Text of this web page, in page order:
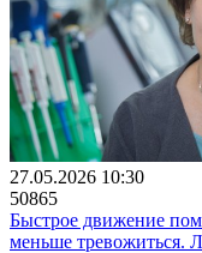
27.05.2026 10:30
50865
Быстрое движение
меньше тревожиться.